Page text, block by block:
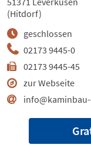
02173 9445-0
02173 9445-45
zur Webseite
geschlossen
(Hitdorf)